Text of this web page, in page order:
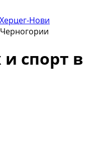
Нови
спорт в